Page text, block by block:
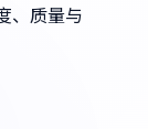
、质量与